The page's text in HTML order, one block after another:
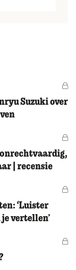
Suzuki over
| recensie
‘Luister
vertellen’